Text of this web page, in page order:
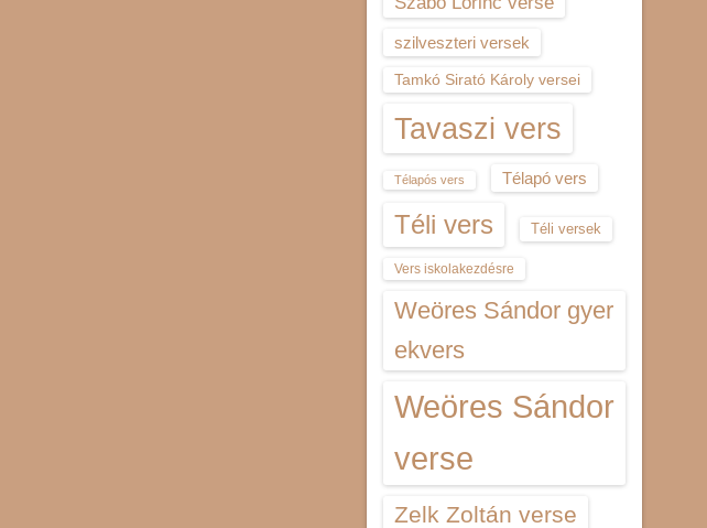
szilveszteri versek
Tamkó Sirató Károly versei
Tavaszi vers
Télapós vers Télapó vers
Téli vers Téli versek
Vers iskolakezdésre
Weöres Sándor gyer
ekvers
Weöres Sándor
verse
Zelk Zoltán verse